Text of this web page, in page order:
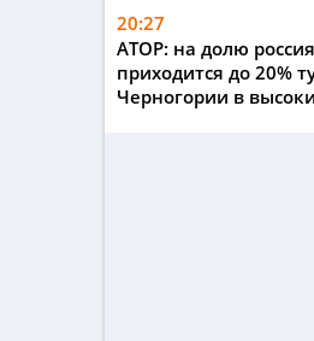
20:27
АТОР: на долю
приходится до 20%
Черногории в